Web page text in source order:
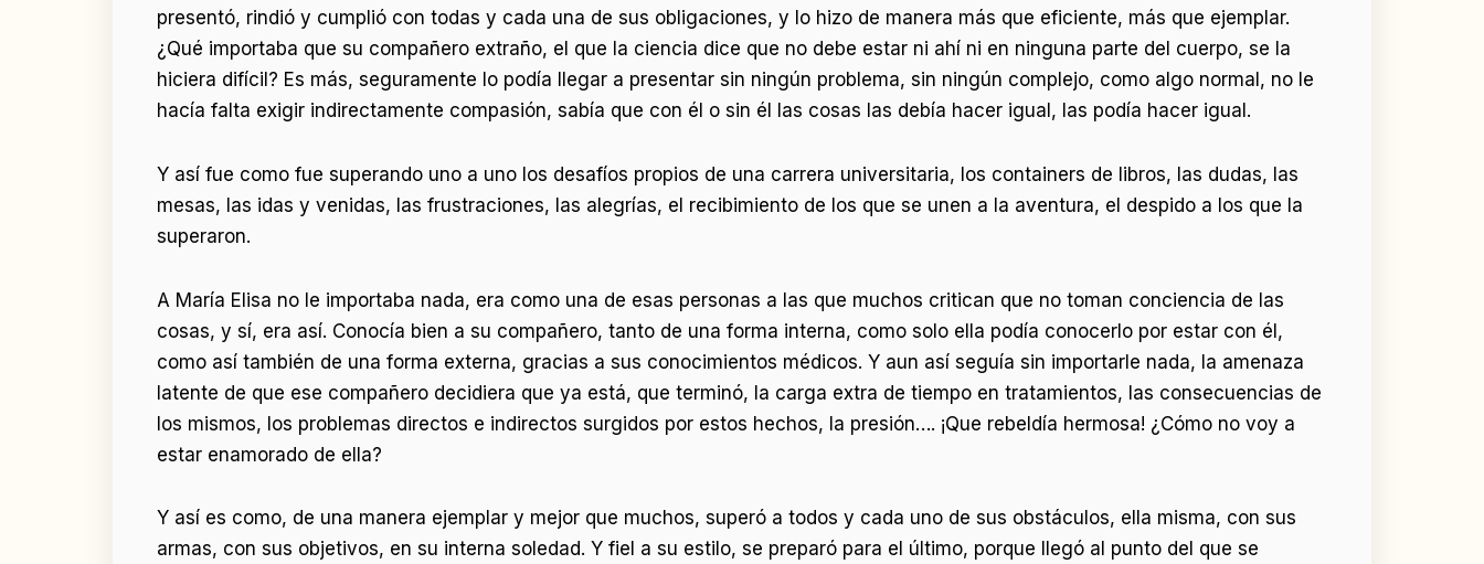
presentó, rindió y cumplió con todas y cada una de sus obligaciones, y lo hizo de manera más que eficiente, más que ejemplar.
¿Qué importaba que su compañero extraño, el que la ciencia dice que no debe estar ni ahí ni en ninguna parte del cuerpo, se la
hiciera difícil? Es más, seguramente lo podía llegar a presentar sin ningún problema, sin ningún complejo, como algo normal, no le
hacía falta exigir indirectamente compasión, sabía que con él o sin él las cosas las debía hacer igual, las podía hacer igual.
Y así fue como fue superando uno a uno los desafíos propios de una carrera universitaria, los containers de libros, las dudas, las
mesas, las idas y venidas, las frustraciones, las alegrías, el recibimiento de los que se unen a la aventura, el despido a los que la
superaron.
A María Elisa no le importaba nada, era como una de esas personas a las que muchos critican que no toman conciencia de las
cosas, y sí, era así. Conocía bien a su compañero, tanto de una forma interna, como solo ella podía conocerlo por estar con él,
como así también de una forma externa, gracias a sus conocimientos médicos. Y aun así seguía sin importarle nada, la amenaza
latente de que ese compañero decidiera que ya está, que terminó, la carga extra de tiempo en tratamientos, las consecuencias de
los mismos, los problemas directos e indirectos surgidos por estos hechos, la presión…. ¡Que rebeldía hermosa! ¿Cómo no voy a
estar enamorado de ella?
Y así es como, de una manera ejemplar y mejor que muchos, superó a todos y cada uno de sus obstáculos, ella misma, con sus
armas, con sus objetivos, en su interna soledad. Y fiel a su estilo, se preparó para el último, porque llegó al punto del que se